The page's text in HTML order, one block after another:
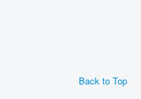
Back to Top